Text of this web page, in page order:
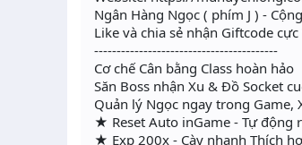
Ngân Hàng Ngọc ( phím J ) -
Like và chia sẻ nhận Giftcode cực
-----------------------------------------
Cơ chế Cân bằng Class hoàn hảo
Săn Boss nhận Xu & Đồ Socket
Quản lý Ngọc ngay trong Game,
★ Reset Auto inGame - Tự động
★ Exp 200x - Cày nhanh Thích